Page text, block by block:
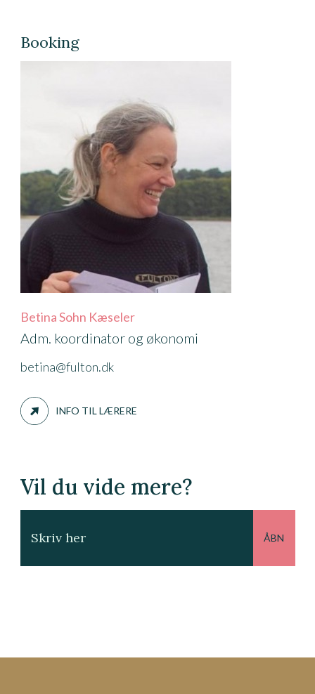
Booking
Betina Sohn Kæseler
Adm. koordinator og økonomi
betina@fulton.dk
INFO TIL LÆRERE
Vil du vide mere?
Skriv her